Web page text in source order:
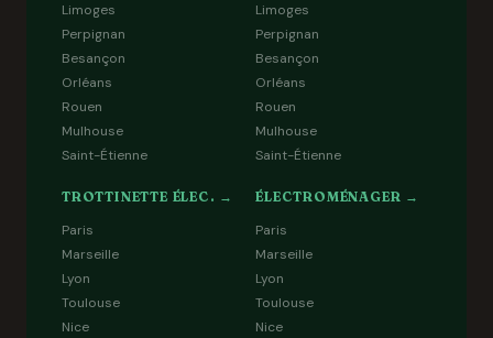
Limoges
Perpignan
Besançon
Orléans
Rouen
Mulhouse
Saint-Étienne
Limoges
Perpignan
Besançon
Orléans
Rouen
Mulhouse
Saint-Étienne
TROTTINETTE ÉLEC. →
Paris
Marseille
Lyon
Toulouse
Nice
ÉLECTROMÉNAGER →
Paris
Marseille
Lyon
Toulouse
Nice